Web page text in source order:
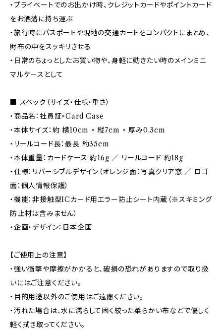
・プライベートでのお出かけ時、クレジットカードやポイントカード
をお洒落に持ち運ぶ
・旅行時にパスポートや現地の交通カードをコンパクトにまとめ、
財布の中をスッキリさせる
・日常のちょっとしたお買い物や、身軽に動きたい時のメインミニ
マルケースとして
■ スペック（サイズ・仕様・重さ）
・商品名：社員証×Card Case
・本体サイズ：約 横10cm × 縦7cm × 厚み0.3cm
・リールコード長：最長 約35cm
・本体重量：カードケース 約16g ／ リールコード 約18g
・仕様：リバーシブルデザイン（オレンジ面：写真クリア窓 ／ ロゴ
面：個人情報保護）
・機能：非接触型ICカード用エラー防止シート内蔵（※スキミング
防止材は含みません）
・企画・デザイン：日本企画
【ご使用上の注意】
・強い衝撃や摩擦がかかると、破損の恐れがありますので取り扱
いにはご注意ください。
・目的用途以外のご使用はご遠慮ください。
・汚れた場合は、水に濡らして固く絞った柔らかい布などで優しく
軽く拭き取ってください。